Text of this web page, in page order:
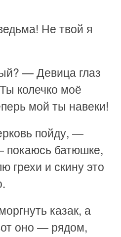
Не твой я
— Девица глаз
колечко моё
мой ты навеки!
пойду, —
покаюсь батюшке,
грехи и скину это
казак, а
оно — рядом,